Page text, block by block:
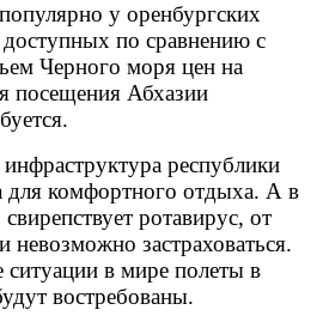
у оренбургских
доступных по сравнению с
Черного моря цен на
посещения Абхазии
республики
для комфортного отдыха. А в
ротавирус, от
невозможно застраховаться.
в мире полеты в
востребованы.